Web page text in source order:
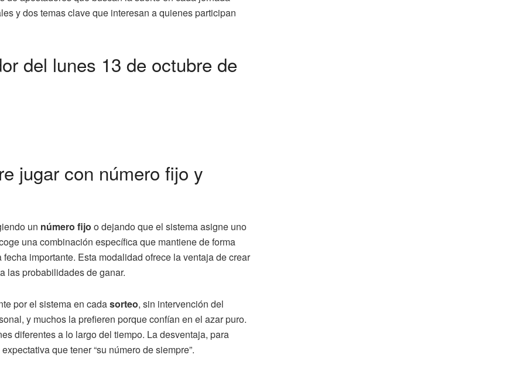
y dos temas clave que interesan a quienes participan
del lunes 13 de octubre de
jugar con número fijo y
un número fijo o dejando que el sistema asigne uno
una combinación específica que mantiene de forma
importante. Esta modalidad ofrece la ventaja de crear
las probabilidades de ganar.
por el sistema en cadasorteo, sin intervención del
y muchos la prefieren porque confían en el azar puro.
diferentes a lo largo del tiempo. La desventaja, para
que tener “su número de siempre”.